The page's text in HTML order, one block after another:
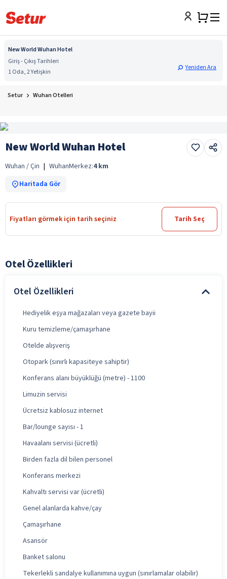
New World Wuhan Hotel
Giriş - Çıkış Tarihleri
1 Oda, 2 Yetişkin
Yeniden Ara
Setur Wuhan Otelleri
New World Wuhan Hotel
Wuhan / Çin | WuhanMerkez:4 km
Haritada Gör
Fiyatları görmek için tarih seçiniz Tarih Seç
Otel Özellikleri
Otel Özellikleri
Hediyelik eşya mağazaları veya gazete bayii
Kuru temizleme/çamaşırhane
Otelde alışveriş
Otopark (sınırlı kapasiteye sahiptir)
Konferans alanı büyüklüğü (metre) - 1100
Limuzin servisi
Ücretsiz kablosuz internet
Bar/lounge sayısı - 1
Havaalanı servisi (ücretli)
Birden fazla dil bilen personel
Konferans merkezi
Kahvaltı servisi var (ücretli)
Genel alanlarda kahve/çay
Çamaşırhane
Asansör
Banket salonu
Tekerlekli sandalye kullanımına uygun (sınırlamalar olabilir)